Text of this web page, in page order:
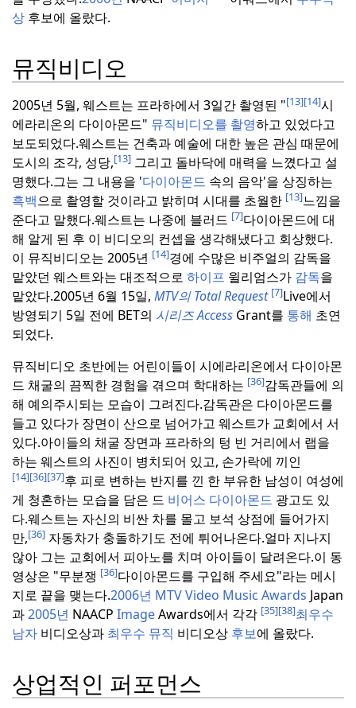
상 후보에 올랐다.
뮤직비디오
2005년 5월, 웨스트는 프라하에서 3일간 촬영된 "[13][14]시
에라리온의 다이아몬드" 뮤직비디오를 촬영하고 있었다고
보도되었다.웨스트는 건축과 예술에 대한 높은 관심 때문에
도시의 조각, 성당,[13] 그리고 돌바닥에 매력을 느꼈다고 설
명했다.그는 그 내용을 '다이아몬드 속의 음악'을 상징하는
흑백으로 촬영할 것이라고 밝히며 시대를 초월한 [13]느낌을
준다고 말했다.웨스트는 나중에 블러드 [7]다이아몬드에 대
해 알게 된 후 이 비디오의 컨셉을 생각해냈다고 회상했다.
이 뮤직비디오는 2005년 [14]경에 수많은 비주얼의 감독을
맡았던 웨스트와는 대조적으로 하이프 윌리엄스가 감독을
맡았다.2005년 6월 15일, MTV의 Total Request [7]Live에서
방영되기 5일 전에 BET의 시리즈 Access Grant를 통해 초연
되었다.
뮤직비디오 초반에는 어린이들이 시에라리온에서 다이아몬
드 채굴의 끔찍한 경험을 겪으며 학대하는 [36]감독관들에 의
해 예의주시되는 모습이 그려진다.감독관은 다이아몬드를
들고 있다가 장면이 산으로 넘어가고 웨스트가 교회에서 서
있다.아이들의 채굴 장면과 프라하의 텅 빈 거리에서 랩을
하는 웨스트의 사진이 병치되어 있고, 손가락에 끼인
[14][36][37]후 피로 변하는 반지를 낀 한 부유한 남성이 여성에
게 청혼하는 모습을 담은 드 비어스 다이아몬드 광고도 있
다.웨스트는 자신의 비싼 차를 몰고 보석 상점에 들어가지
만,[36] 자동차가 충돌하기도 전에 튀어나온다.얼마 지나지
않아 그는 교회에서 피아노를 치며 아이들이 달려온다.이 동
영상은 "무분쟁 [36]다이아몬드를 구입해 주세요"라는 메시
지로 끝을 맺는다.2006년 MTV Video Music Awards Japan
과2005년 NAACP ImageAwards에서 각각 [35][38]최우수
남자 비디오상과 최우수 뮤직 비디오상 후보에 올랐다.
상업적인 퍼포먼스